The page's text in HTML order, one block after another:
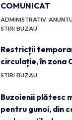
COMUNICAT
ADMINISTRATIV
STIRI BUZAU
Restricții
circulație, în zona
STIRI BUZAU
Buzoienii plătesc
pentru gunoi, din